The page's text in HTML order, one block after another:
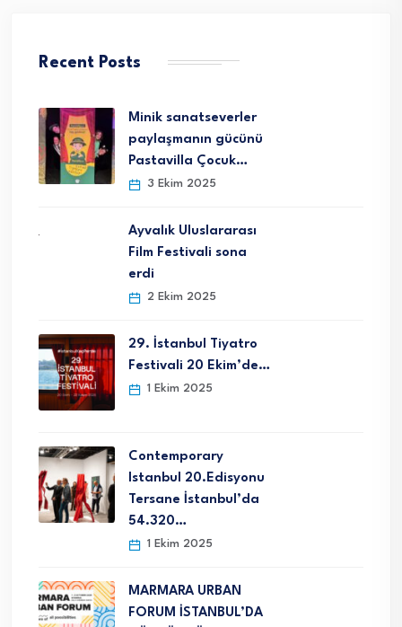
Recent Posts
Minik sanatseverler
paylaşmanın gücünü
Pastavilla Çocuk…
3 Ekim 2025
Ayvalık Uluslararası
Film Festivali sona
erdi
2 Ekim 2025
29. İstanbul Tiyatro
Festivali 20 Ekim’de…
1 Ekim 2025
Contemporary
Istanbul 20.Edisyonu
Tersane İstanbul’da
54.320…
1 Ekim 2025
MARMARA URBAN
FORUM İSTANBUL’DA